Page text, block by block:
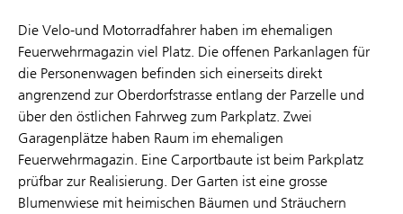
Die Velo-und Motorradfahrer haben im ehemaligen
Feuerwehrmagazin viel Platz. Die offenen Parkanlagen für
die Personenwagen befinden sich einerseits direkt
angrenzend zur Oberdorfstrasse entlang der Parzelle und
über den östlichen Fahrweg zum Parkplatz. Zwei
Garagenplätze haben Raum im ehemaligen
Feuerwehrmagazin. Eine Carportbaute ist beim Parkplatz
prüfbar zur Realisierung. Der Garten ist eine grosse
Blumenwiese mit heimischen Bäumen und Sträuchern